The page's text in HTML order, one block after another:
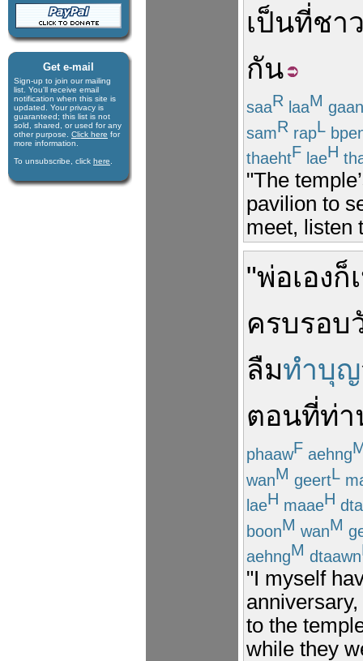
Get e-mail
Sign-up to join our mail­ing
list. You'll receive e­mail
notification when this site is
updated. Your privacy is
guaran­teed; this list is not
sold, shared, or used for any
other purpose. Click here for
more infor­mation.
To unsubscribe, click here
เป็นที่ชา
กัน
saaR laaM gaan
samR rapL
thaehtF laeH
"The
pavilion to
meet, listen
"พ่อเองก็
ครบรอบ
ลืมทำบุญ
ตอนที่ท่า
phaawF aehng
wanM geertL
laeH maaeH
boonM wanM
aehngM dtaawn
"I myself
to the
while they